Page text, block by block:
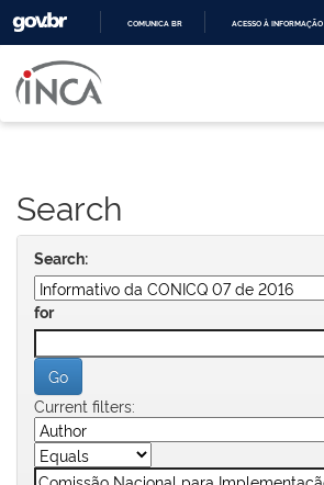
COMUNICA BR ACESSO À INFORMAÇÃO
navigation
Search
Search:
for
Current filters: